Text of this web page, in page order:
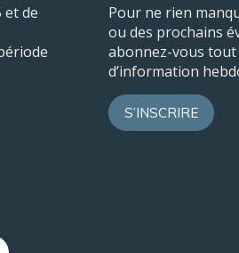
et de
Pour ne rien
ou des prochains
abonnez-vous
d’information
S’INSCRIRE